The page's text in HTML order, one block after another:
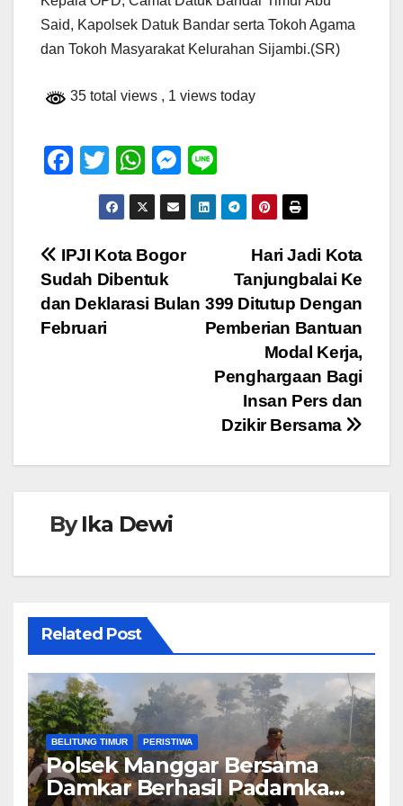
Said, Kapolsek Datuk Bandar serta Tokoh Agama
dan Tokoh Masyarakat Kelurahan Sijambi.(SR)
35 total views , 1 views today
F
e
b
o
o
T
wi
tt
er
W
h
at
s
A
p
M
e
ss
e
g
er
n
e
Navigasi
pos
Hari Jadi Kota
Tanjungbalai Ke
399 Ditutup Dengan
Pemberian Bantuan
Modal Kerja,
Penghargaan Bagi
Insan Pers dan
Dzikir Bersama
IPJI Kota Bogor
Sudah Dibentuk
dan Deklarasi Bulan
Februari
ByIka Dewi
Related Post
BELITUNG TIMUR PERISTIWA
Polsek Manggar Bersama
Damkar Berhasil Padamkan